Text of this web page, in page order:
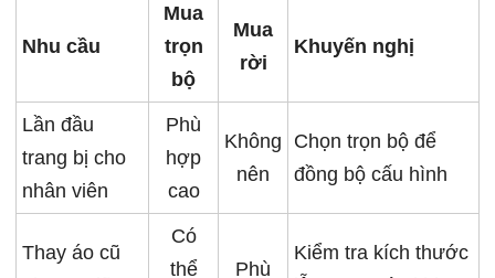
Nhu cầu
Mua
trọn
bộ
Mua
rời
Khuyến nghị
Lần đầu
trang bị cho
nhân viên
Phù
hợp
cao
Không
nên
Chọn trọn bộ để
đồng bộ cấu hình
Thay áo cũ
Có
thể
Phù
Kiểm tra kích thước